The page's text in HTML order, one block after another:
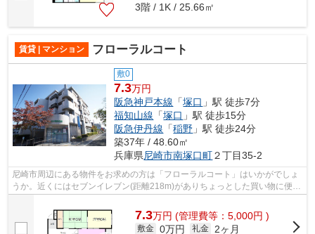
3階 / 1K / 25.66㎡
賃貸 | マンション フローラルコート
敷0
7.3万円
阪急神戸本線 「塚口 」駅 徒歩7分
福知山線 「塚口 」駅 徒歩15分
阪急伊丹線 「稲野 」駅 徒歩24分
築37年 / 48.60㎡
兵庫県尼崎市南塚口町２丁目35-2
尼崎市周辺にある物件をお求めの方は「フローラルコート」はいかがでしょ
うか。近くにはセブンイレブン(距離218m)がありちょっとした買い物に便利
7.3万円 (管理費等：5,000円 )
敷金 0万円 礼金
2ヶ月